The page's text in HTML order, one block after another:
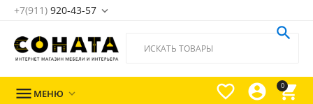
+7(911) 920-43-57 
0




 МЕНЮ 